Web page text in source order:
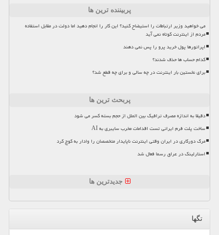
پربیننده ترین ها
می خواهید وزیر ارتباطات را استیضاح کنید؟ این کار را انجام دهید اما دولت در مقابل استفاده
مردم از اینترنت کوتاه نمی آید
اپراتورها پول خرید پرو را پس نمی دهند
کدام حساب ها حذف شدند؟
برای نخستین بار اینترنت در چه سالی و برای چه قطع شد؟
پربحث ترین ها
دقیقا به اندازه مصرف ترافیک بین الملل از حجم بسته کسر می شود
ساخت پلت فرم ایرانی تست اقدامات مخرب سایبری به AI
مرگ دورکاری در ایران وقتی اینترنت ناپایدار متخصصان را وادار به کوچ کرد
استارلینک در عراق رسما فعال شد
جدیدترین ها
تگها